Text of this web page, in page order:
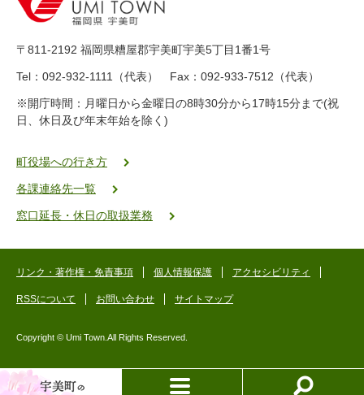
-
8
-
5
5
ク
二
ゴ
〒811-2192 福岡県糟屋郡宇美町宇美5丁目1番1号
Tel：092-932-1111（代表） Fax：092-933-7512（代表）
※開庁時間：月曜日から金曜日の8時30分から17時15分まで(祝
日、休日及び年末年始を除く)
町役場への行き方
各課連絡先一覧
窓口延長・休日の取扱業務
リンク・著作権・免責事項 個人情報保護 アクセシビリティ
RSSについて お問い合わせ サイトマップ
Copyright © Umi Town.All Rights Reserved.